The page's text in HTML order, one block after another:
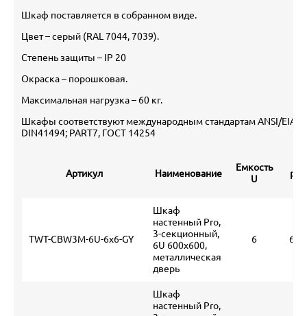
Шкаф поставляется в собранном виде.
Цвет – серый (RAL 7044, 7039).
Степень защиты – IP 20
Окраска – порошковая.
Максимальная нагрузка – 60 кг.
Шкафы соответствуют международным стандартам ANSI/EIA
DIN41494; PART7, ГОСТ 14254
Артикул Наименование
Емкость
U
TWT-CBW3M-6U-6x6-GY
Шкаф
настенный Pro,
3-секционный,
6U 600x600,
металлическая
дверь
6
Шкаф
настенный Pro,